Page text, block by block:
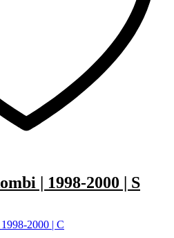
| 1998-2000 | S